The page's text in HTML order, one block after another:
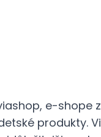
e-shope
produkty.